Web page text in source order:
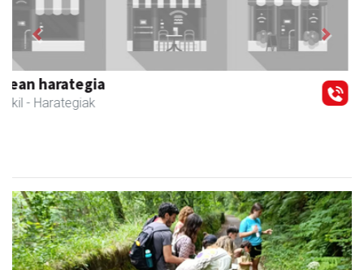
AMC Mecanocaucho
Asteasu - Industria hornidurak
Previous